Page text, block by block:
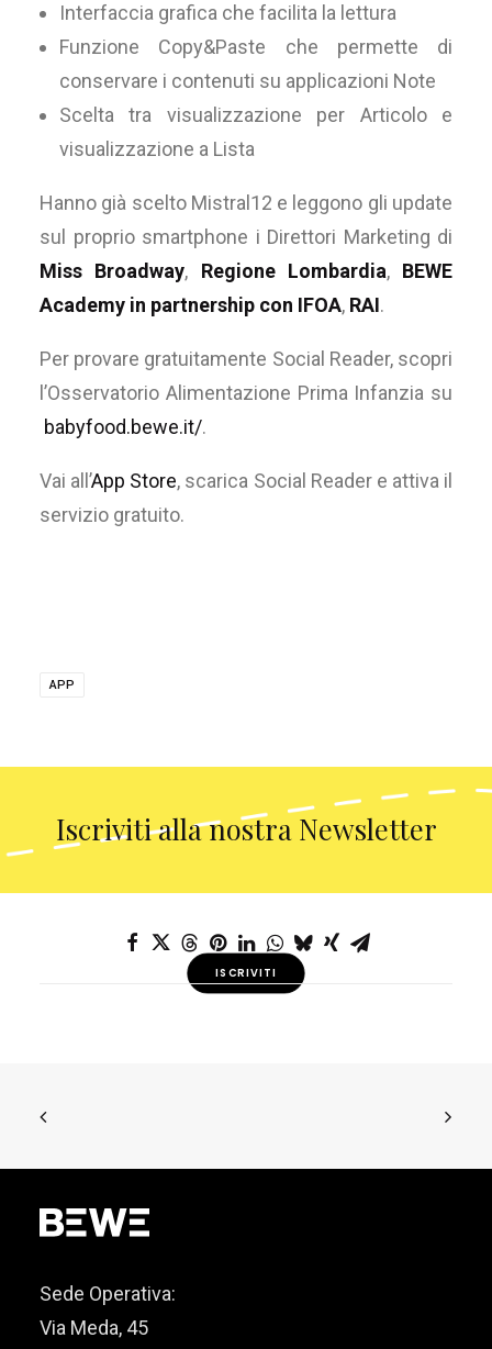
Interfaccia grafica che facilita la lettura
Funzione Copy&Paste che permette di
conservare i contenuti su applicazioni Note
Scelta tra visualizzazione per Articolo e
visualizzazione a Lista
Hanno già scelto Mistral12 e leggono gli update
sul proprio smartphone i Direttori Marketing di
Miss Broadway, Regione Lombardia, BEWE
Academy in partnership con IFOA, RAI.
Per provare gratuitamente Social Reader, scopri
l’Osservatorio Alimentazione Prima Infanzia su
babyfood.bewe.it/.
Vai all’App Store, scarica Social Reader e attiva il
servizio gratuito.
APP
Iscriviti alla nostra Newsletter
ISCRIVITI
Sede Operativa:
Via Meda, 45